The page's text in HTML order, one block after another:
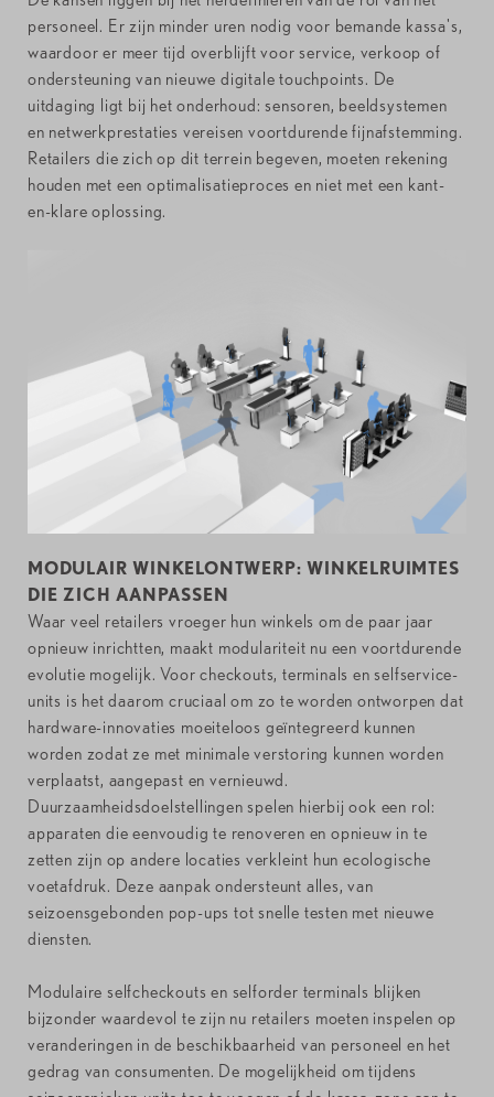
personeel. Er zijn minder uren nodig voor bemande kassa's,
waardoor er meer tijd overblijft voor service, verkoop of
ondersteuning van nieuwe digitale touchpoints. De
uitdaging ligt bij het onderhoud: sensoren, beeldsystemen
en netwerkprestaties vereisen voortdurende fijnafstemming.
Retailers die zich op dit terrein begeven, moeten rekening
houden met een optimalisatieproces en niet met een kant-
en-klare oplossing.
MODULAIR WINKELONTWERP: WINKELRUIMTES
DIE ZICH AANPASSEN
Waar veel retailers vroeger hun winkels om de paar jaar
opnieuw inrichtten, maakt modulariteit nu een voortdurende
evolutie mogelijk. Voor checkouts, terminals en selfservice-
units is het daarom cruciaal om zo te worden ontworpen dat
hardware-innovaties moeiteloos geïntegreerd kunnen
worden zodat ze met minimale verstoring kunnen worden
verplaatst, aangepast en vernieuwd.
Duurzaamheidsdoelstellingen spelen hierbij ook een rol:
apparaten die eenvoudig te renoveren en opnieuw in te
zetten zijn op andere locaties verkleint hun ecologische
voetafdruk. Deze aanpak ondersteunt alles, van
seizoensgebonden pop-ups tot snelle testen met nieuwe
diensten.
Modulaire selfcheckouts en selforder terminals blijken
bijzonder waardevol te zijn nu retailers moeten inspelen op
veranderingen in de beschikbaarheid van personeel en het
gedrag van consumenten. De mogelijkheid om tijdens